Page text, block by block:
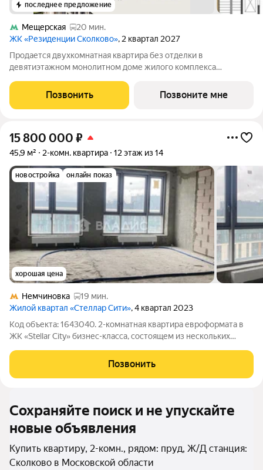
последнее предложение
Мещерская
20 мин.
ЖК «Резиденции Сколково», 2 квартал 2027
Продается двухкомнатная квартира без отделки в
девятиэтажном монолитном доме жилого комплекса
этаж 3 из 9. Срок сдачи - 2 квартал 2027 года. ТОЛЬКО ДО 31
АВГУСТА выгодные условия на
Позвонить Позвоните мне
15 800 000 ₽
45,9 м² 2-комн. квартира 12 этаж из 14
новостройка онлайн показ
хорошая цена
Немчиновка
19 мин.
Жилой квартал «Стеллар Сити», 4 квартал 2023
Код объекта: 1643040. 2-комнатная квартира евроформата в
ЖК «Stellar City» бизнес-класса, состоящем из нескольких
Можайском районе - на пересечении МКАД и Сколковского
шоссе. В районе обилие
Позвонить
Сохраняйте поиск и не упускайте
новые объявления
Купить квартиру, 2-комн., рядом: пруд, Ж/Д станция:
Сколково в Московской области